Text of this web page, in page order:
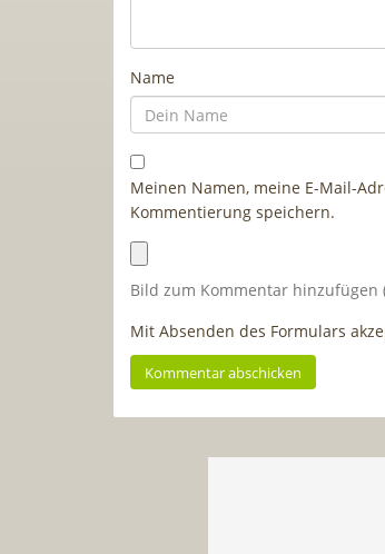
Name
Meinen Namen, meine E-Mail-
Kommentierung speichern.
Bild zum Kommentar hinzufügen
Mit Absenden des Formulars